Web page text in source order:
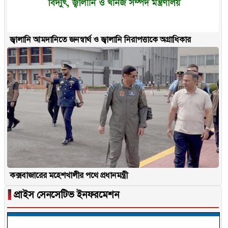
জ্বালানি আমদানিতে জনস্বার্থ ও জ্বালানি নিরাপত্তাকে অগ্রাধিকার
কক্সবাজারের মহেশখালীর পথে প্রধানমন্ত্রী
▐ প্রাইস সেনসেটিভ ইনফরমেশন